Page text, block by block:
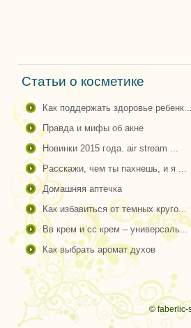
Статьи о косметике
как поддержать здоровье ребенк...
правда и мифы об акне
новинки 2015 года. air stream ...
расскажи, чем ты пахнешь, и я ...
домашняя аптечка
как избавиться от темных круго...
вв крем и сс крем – универсаль...
как выбрать аромат духов
© faberlic-